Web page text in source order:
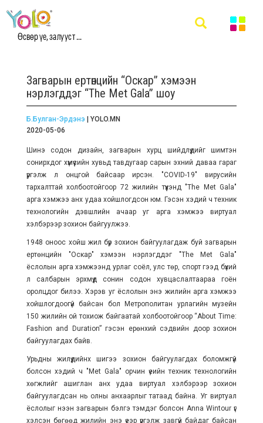
Өсвөр үе, залууст ...
Загварын ертөнцийн “Оскар” хэмээн
нэрлэгддэг “The Met Gala” шоу
Б.Булган-Эрдэнэ | YOLO.MN
2020-05-06
Шинэ содон дизайн, загварын хурц шийдлүүдийг шимтэн
сонирхдог хүмүүсийн хувьд тавдугаар сарын эхний даваа гараг
үргэлж л онцгой байсаар ирсэн. "COVID-19" вирусийн
тархалттай холбоотойгоор 72 жилийн түүхэнд"The Met Gala"
арга хэмжээ анх удаа хойшлогдсон юм. Гэсэн хэдий ч техник
технологийн дэвшлийн ачаар уг арга хэмжээвиртуал
хэлбэрээр зохион байгуулжээ.
1948 оноос хойш жил бүр зохион байгуулагдаж буй загварын
ертөнцийн "Оскар" хэмээн нэрлэгддэг "The Met Gala"
ёслолын арга хэмжээнд урлаг соёл, улс төр, спорт гээд бүхий
л салбарын эрхмүүд сонин содон хувцаслалтаараа гоён
оролцдог билээ. Хэрэв уг ёслолын энэ жилийн арга хэмжээ
хойшлогдоогүй байсан бол Метрополитан урлагийн музейн
150 жилийн ой тохиож байгаатай холбоотойгоор “About Time:
Fashion and Duration” гэсэн ерөнхий сэдвийн доор зохион
байгуулагдах байв.
Урьдны жилүүдийнх шигээ зохион байгуулагдах боломжгүй
болсон хэдий ч "Met Gala" орчин үеийн техник технологийн
хөгжлийг ашиглан анх удаа виртуал хэлбэрээр зохион
байгуулагдсан нь олны анхаарлыг татаад байна. Уг виртуал
ёслолыг нээн загварын бэлгэ тэмдэг болсон Anna Wintour үг
хэлсэн бөгөөд жилийн энэ үеэр үргэлж завгүй байдаг байсан